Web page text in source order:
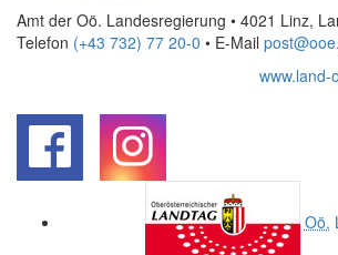
Amt der Oö. Landesregierung • 4021 Linz,
Telefon (+43 732) 77 20-0 • E-Mail
www.land-
Oö.